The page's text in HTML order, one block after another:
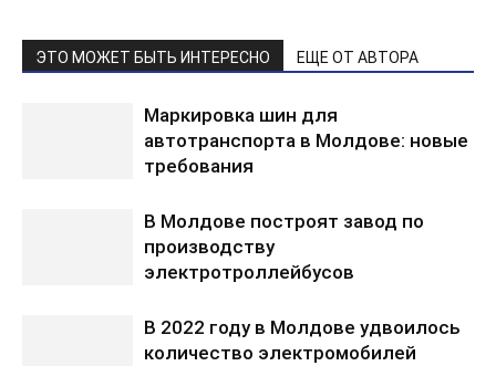
ЭТО МОЖЕТ БЫТЬ ИНТЕРЕСНО ЕЩЕ ОТ АВТОРА
Маркировка шин для
автотранспорта в Молдове: новые
требования
В Молдове построят завод по
производству
электротроллейбусов
В 2022 году в Молдове удвоилось
количество электромобилей